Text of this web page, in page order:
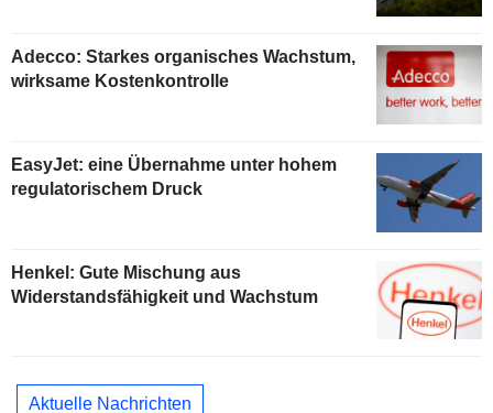
Adecco: Starkes organisches Wachstum,
wirksame Kostenkontrolle
EasyJet: eine Übernahme unter hohem
regulatorischem Druck
Henkel: Gute Mischung aus
Widerstandsfähigkeit und Wachstum
Aktuelle Nachrichten